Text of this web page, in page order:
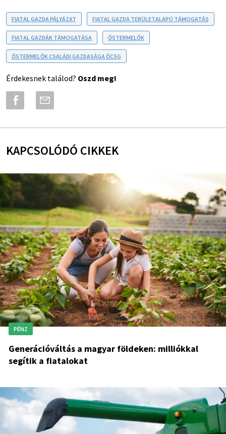
FIATAL GAZDA PÁLYÁZAT FIATAL GAZDA TERÜLETALAPÚ TÁMOGATÁS
FIATAL GAZDÁK TÁMOGATÁSA ŐSTERMELŐK
ŐSTERMELŐK CSALÁDI GAZDASÁGA ŐCSG
Érdekesnek találod? Oszd meg!
KAPCSOLÓDÓ CIKKEK
PÉNZ
Generációváltás a magyar földeken: milliókkal
segítik a fiatalokat